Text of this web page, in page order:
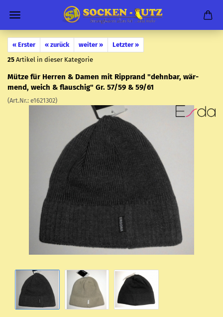
« Erster « zurück weiter »
Letzter »
25 Artikel in dieser Kategorie
Mütze für Her­ren & Damen mit Ripp­rand "dehn­bar, wär­
mend, weich & flau­schig" Gr. 57/59 & 59/61
(Art.Nr.: e1621302)